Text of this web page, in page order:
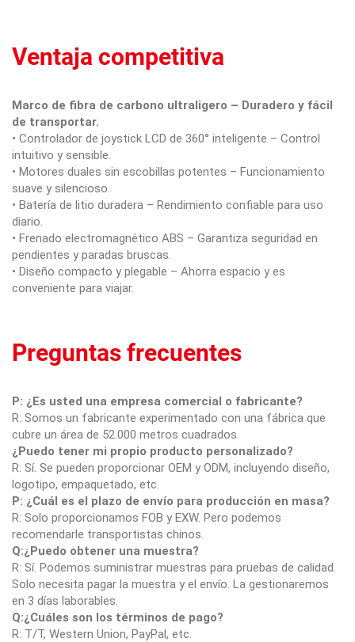
Ventaja competitiva
Marco de fibra de carbono ultraligero – Duradero y fácil
de transportar.
• Controlador de joystick LCD de 360° inteligente – Control
intuitivo y sensible.
• Motores duales sin escobillas potentes – Funcionamiento
suave y silencioso.
• Batería de litio duradera – Rendimiento confiable para uso
diario.
• Frenado electromagnético ABS – Garantiza seguridad en
pendientes y paradas bruscas.
• Diseño compacto y plegable – Ahorra espacio y es
conveniente para viajar.
Preguntas frecuentes
P: ¿Es usted una empresa comercial o fabricante?
R: Somos un fabricante experimentado con una fábrica que
cubre un área de 52.000 metros cuadrados.
¿Puedo tener mi propio producto personalizado?
R: Sí. Se pueden proporcionar OEM y ODM, incluyendo diseño,
logotipo, empaquetado, etc.
P: ¿Cuál es el plazo de envío para producción en masa?
R: Solo proporcionamos FOB y EXW. Pero podemos
recomendarle transportistas chinos.
Q:¿Puedo obtener una muestra?
R: Sí. Podemos suministrar muestras para pruebas de calidad.
Solo necesita pagar la muestra y el envío. La gestionaremos
en 3 días laborables.
Q:¿Cuáles son los términos de pago?
R: T/T, Western Union, PayPal, etc.